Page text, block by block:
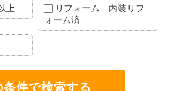
上
リフォーム 内装リフ
ォーム済